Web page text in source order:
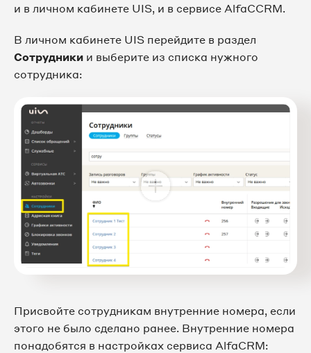
и в личном кабинете UIS, и в сервисе AlfaCCRM.
В личном кабинете UIS перейдите в раздел
Сотрудники и выберите из списка нужного
сотрудника:
Присвойте сотрудникам внутренние номера, если
этого не было сделано ранее. Внутренние номера
понадобятся в настройках сервиса AlfaCRM: